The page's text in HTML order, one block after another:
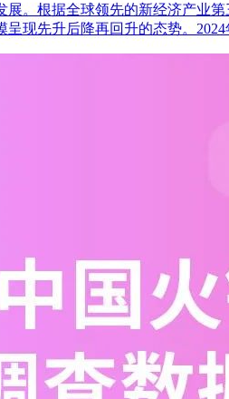
。根据全球领先的新经济产业
现先升后降再回升的态势。